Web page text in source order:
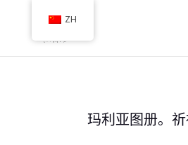
玛利亚图册。
ZH